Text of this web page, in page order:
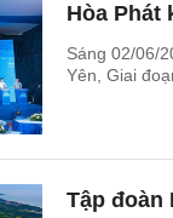
Hòa Phát
Sáng 02/06/
Yên, Giai
Tập đoàn